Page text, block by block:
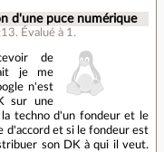
d'une puce numérique
. Évalué à 1 .
de
je me
n'est
sur une
techno d'un fondeur et le
d'accord et si le fondeur est
son DK à qui il veut.